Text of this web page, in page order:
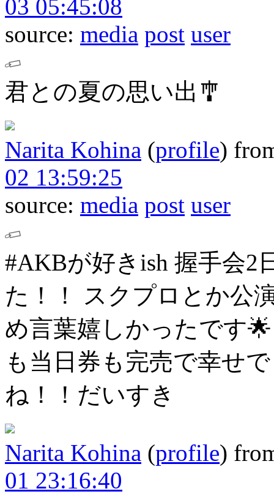
03 05:45:08
source: media post user
君との夏の思い出🎐
Narita Kohina (profile)
02 13:59:25
source: media post user
#AKBが好きish 握手会2
た！！
スクプロとか公
め言葉嬉しかったです🌟
も当日券も完売で幸せ
ね！！だいすき
Narita Kohina (profile)
01 23:16:40